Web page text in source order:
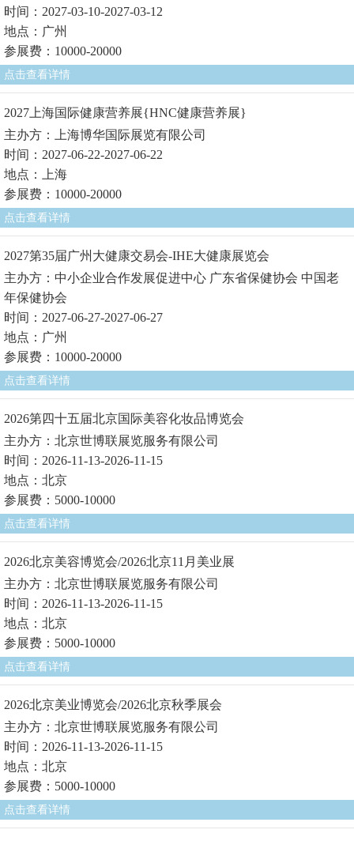
时间：2027-03-10-2027-03-12
地点：广州
参展费：10000-20000
点击查看详情
2027上海国际健康营养展{HNC健康营养展}
主办方：上海博华国际展览有限公司
时间：2027-06-22-2027-06-22
地点：上海
参展费：10000-20000
点击查看详情
2027第35届广州大健康交易会-IHE大健康展览会
主办方：中小企业合作发展促进中心 广东省保健协会 中国老
年保健协会
时间：2027-06-27-2027-06-27
地点：广州
参展费：10000-20000
点击查看详情
2026第四十五届北京国际美容化妆品博览会
主办方：北京世博联展览服务有限公司
时间：2026-11-13-2026-11-15
地点：北京
参展费：5000-10000
点击查看详情
2026北京美容博览会/2026北京11月美业展
主办方：北京世博联展览服务有限公司
时间：2026-11-13-2026-11-15
地点：北京
参展费：5000-10000
点击查看详情
2026北京美业博览会/2026北京秋季展会
主办方：北京世博联展览服务有限公司
时间：2026-11-13-2026-11-15
地点：北京
参展费：5000-10000
点击查看详情